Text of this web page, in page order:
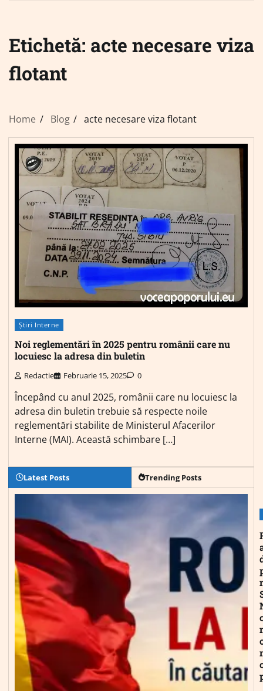
Etichetă: acte necesare viza
flotant
Home Blog acte necesare viza flotant
Știri Interne
Noi reglementări în 2025 pentru românii care nu
locuiesc la adresa din buletin
Redactie Februarie 15, 2025 0
Începând cu anul 2025, românii care nu locuiesc la
adresa din buletin trebuie să respecte noile
reglementări stabilite de Ministerul Afacerilor
Interne (MAI). Această schimbare […]
Latest Posts Trending Posts